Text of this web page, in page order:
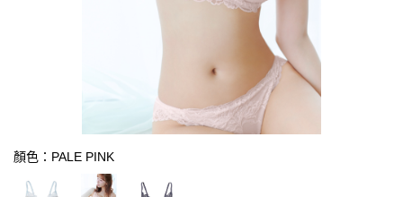
顏色：PALE PINK